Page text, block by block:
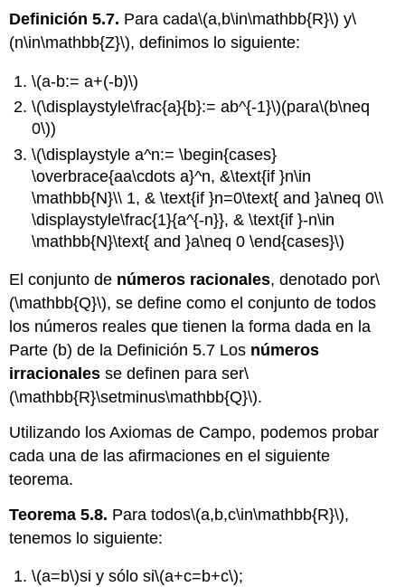
Definición 5.7. Para cada\(a,b\in\mathbb{R}\) y\
(n\in\mathbb{Z}\), definimos lo siguiente:
\(a-b:= a+(-b)\)
\(\displaystyle\frac{a}{b}:= ab^{-1}\)(para\(b\neq
0\))
\(\displaystyle a^n:= \begin{cases}
\overbrace{aa\cdots a}^n, &\text{if }n\in
\mathbb{N}\\ 1, & \text{if }n=0\text{ and }a\neq 0\\
\displaystyle\frac{1}{a^{-n}}, & \text{if }-n\in
\mathbb{N}\text{ and }a\neq 0 \end{cases}\)
El conjunto de números racionales, denotado por\
(\mathbb{Q}\), se define como el conjunto de todos
los números reales que tienen la forma dada en la
Parte (b) de la Definición 5.7 Los números
irracionales se definen para ser\
(\mathbb{R}\setminus\mathbb{Q}\).
Utilizando los Axiomas de Campo, podemos probar
cada una de las afirmaciones en el siguiente
teorema.
Teorema 5.8. Para todos\(a,b,c\in\mathbb{R}\),
tenemos lo siguiente:
\(a=b\)si y sólo si\(a+c=b+c\);